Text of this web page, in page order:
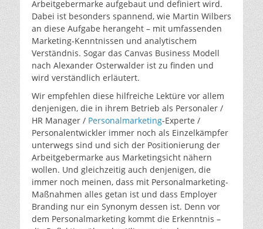
Arbeitgebermarke aufgebaut und definiert wird.
Dabei ist besonders spannend, wie Martin Wilbers
an diese Aufgabe herangeht – mit umfassenden
Marketing-Kenntnissen und analytischem
Verständnis. Sogar das Canvas Business Modell
nach Alexander Osterwalder ist zu finden und
wird verständlich erläutert.
Wir empfehlen diese hilfreiche Lektüre vor allem
denjenigen, die in ihrem Betrieb als Personaler /
HR Manager / Personalmarketing-Experte /
Personalentwickler immer noch als Einzelkämpfer
unterwegs sind und sich der Positionierung der
Arbeitgebermarke aus Marketingsicht nähern
wollen. Und gleichzeitig auch denjenigen, die
immer noch meinen, dass mit Personalmarketing-
Maßnahmen alles getan ist und dass Employer
Branding nur ein Synonym dessen ist. Denn vor
dem Personalmarketing kommt die Erkenntnis –